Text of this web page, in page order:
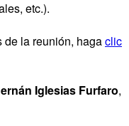
etc.).
de la reunión, hagaclic
Iglesias Furfaro,